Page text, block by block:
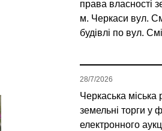
права власності
м. Черкаси вул.
будівлі по вул.
Черкаська
земельні торги у
електронного
28/7/2026